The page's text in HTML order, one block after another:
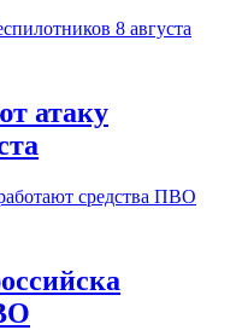
атаку